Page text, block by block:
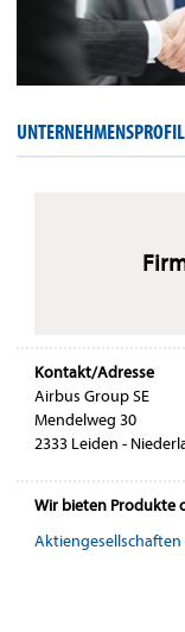
Kontakt/Adresse
Airbus Group SE
Mendelweg 30
2333 Leiden -
Wir bieten Produkte
Aktiengesellschaften